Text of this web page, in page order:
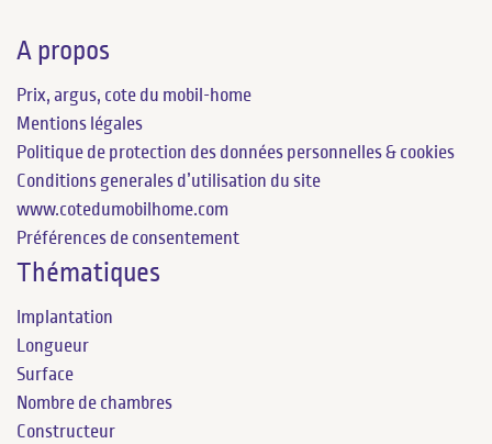
A propos
Prix, argus, cote du mobil-home
Mentions légales
Politique de protection des données personnelles & cookies
Conditions generales d’utilisation du site
www.cotedumobilhome.com
Préférences de consentement
Thématiques
Implantation
Longueur
Surface
Nombre de chambres
Constructeur